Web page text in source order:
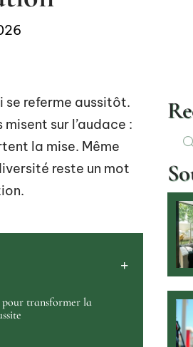
se referme aussitôt.
sur l’audace :
la mise. Même
reste un mot
pour transformer la